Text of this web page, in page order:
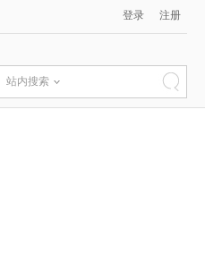
登录 注册
站内搜索